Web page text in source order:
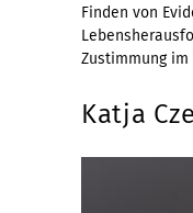
Finden von
Zustimmung im
Katja